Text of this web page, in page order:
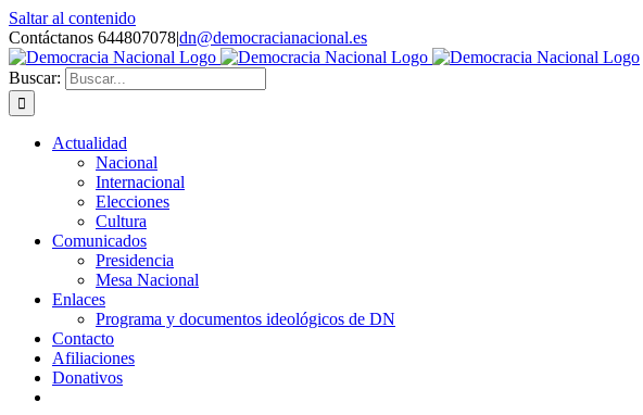
Saltar al contenido
Contáctanos 644807078|dn@democracianacional.es
Buscar:
Actualidad
Nacional
Internacional
Elecciones
Cultura
Comunicados
Presidencia
Mesa Nacional
Enlaces
Programa y documentos ideológicos de DN
Contacto
Afiliaciones
Donativos